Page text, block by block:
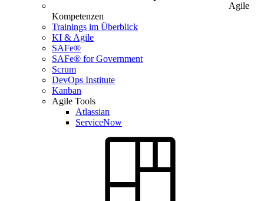
Agile
Kompetenzen
Trainings im Überblick
KI & Agile
SAFe®
SAFe® for Government
Scrum
DevOps Institute
Kanban
Agile Tools
Atlassian
ServiceNow